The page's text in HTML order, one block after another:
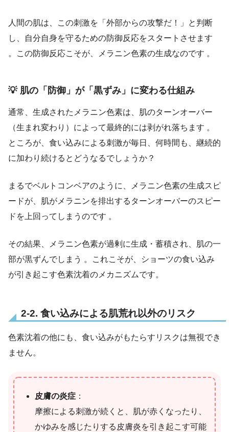
人間の肌は、この刺激を「外部からの攻撃だ！」と判断
し、自分自身を守るための防御反応をスタートさせます
。この防御反応こそが、メラニン色素の生成なのです 。
💡 肌の「防御」が「黒ずみ」に変わる仕組み
通常、生成されたメラニン色素は、肌のターンオーバー
（生まれ変わり）によって最終的には剥がれ落ちます 。
ところが、食い込みによる刺激が毎日、何時間も、継続的
に加わり続けるとどうなるでしょうか？
まるでベルトコンベアのように、メラニン色素の生成スピ
ードが、肌がメラニンを排出するターンオーバーのスピー
ドを上回ってしまうのです 。
その結果、メラニン色素が過剰に生成・蓄積され、肌の一
部が黒ずんでしまう 。これこそが、ショーツの食い込み
が引き起こす色素沈着のメカニズムです。
2-2. 食い込みによる肌荒れ以外のリスク
色素沈着の他にも、食い込みがもたらすリスクは無視でき
ません。
皮膚の炎症 ：
摩擦による刺激が続くと、肌が赤くなったり、
かゆみを感じたりする皮膚炎を引き起こす可能